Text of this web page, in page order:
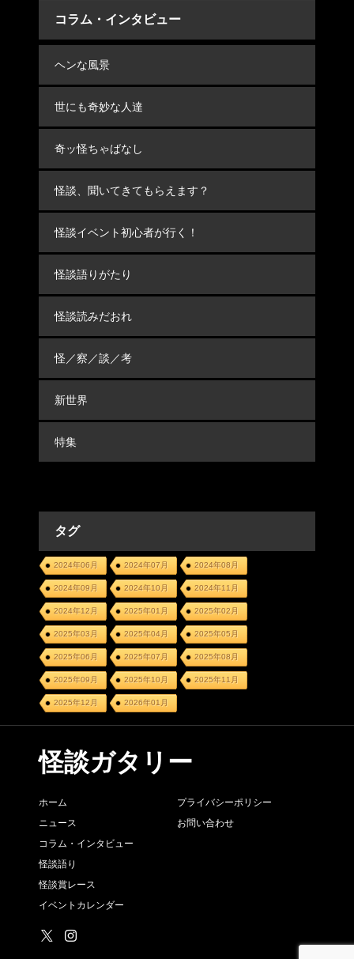
コラム・インタビュー
ヘンな風景
世にも奇妙な人達
奇ッ怪ちゃばなし
怪談、聞いてきてもらえます？
怪談イベント初心者が行く！
怪談語りがたり
怪談読みだおれ
怪／察／談／考
新世界
特集
タグ
2024年06月 2024年07月 2024年08月
2024年09月 2024年10月 2024年11月
2024年12月 2025年01月 2025年02月
2025年03月 2025年04月 2025年05月
2025年06月 2025年07月 2025年08月
2025年09月 2025年10月 2025年11月
2025年12月 2026年01月
怪談ガタリー
ホーム
ニュース
コラム・インタビュー
怪談語り
怪談賞レース
イベントカレンダー
プライバシーポリシー
お問い合わせ